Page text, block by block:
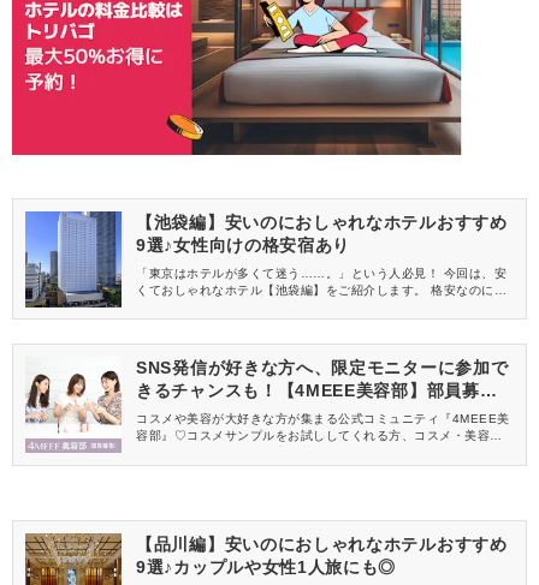
【池袋編】安いのにおしゃれなホテルおすすめ
9選♪女性向けの格安宿あり
「東京はホテルが多くて迷う……。」という人必見！ 今回は、安
くておしゃれなホテル【池袋編】をご紹介します。 格安なのに新
ぞれのおすすめポイントをまとめました。 宿泊料金はリーズナブ
よ。 お気に入りを見つけてコスパよく東京旅行を楽しみましょう
♡
SNS発信が好きな方へ、限定モニターに参加で
きるチャンスも！【4MEEE美容部】部員募集
中
コスメや美容が大好きな方が集まる公式コミュニティ『4MEEE美
容部』♡コスメサンプルをお試ししてくれる方、コスメ・美容情報
【品川編】安いのにおしゃれなホテルおすすめ
9選♪カップルや女性1人旅にも◎